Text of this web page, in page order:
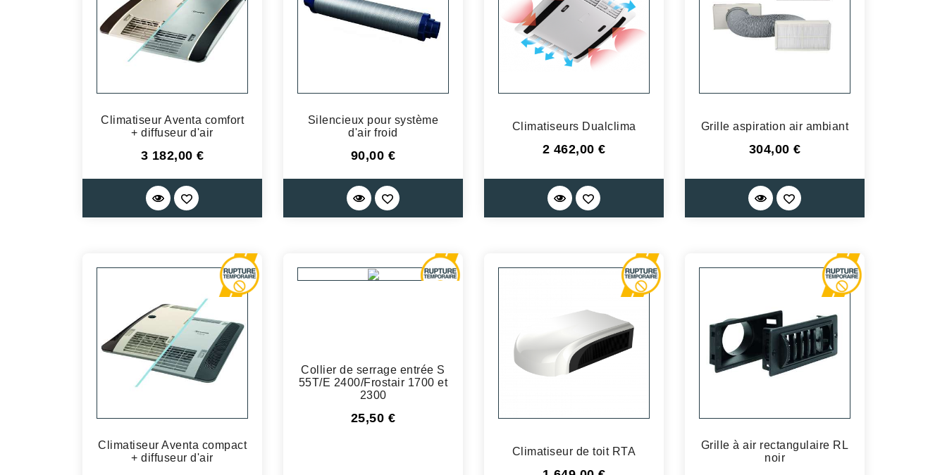
Climatiseur Aventa comfort
+ diffuseur d'air
Prix
3 182,00 €
Silencieux pour système
d'air froid
Prix
90,00 €
Climatiseurs Dualclima
Prix
2 462,00 €
Grille aspiration air ambiant
Prix
304,00 €
Climatiseur Aventa compact
+ diffuseur d'air
Collier de serrage entrée S
55T/E 2400/Frostair 1700 et
2300
Prix
25,50 €
Climatiseur de toit RTA
Grille à air rectangulaire RL
noir